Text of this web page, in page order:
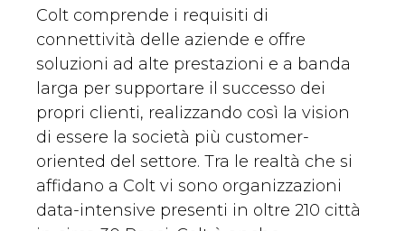
Colt comprende i requisiti di
connettività delle aziende e offre
soluzioni ad alte prestazioni e a banda
larga per supportare il successo dei
propri clienti, realizzando così la vision
di essere la società più customer-
oriented del settore. Tra le realtà che si
affidano a Colt vi sono organizzazioni
data-intensive presenti in oltre 210 città